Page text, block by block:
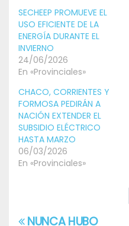
SECHEEP PROMUEVE EL
USO EFICIENTE DE LA
ENERGÍA DURANTE EL
INVIERNO
24/06/2026
En «Provinciales»
CHACO, CORRIENTES Y
FORMOSA PEDIRÁN A
NACIÓN EXTENDER EL
SUBSIDIO ELÉCTRICO
HASTA MARZO
06/03/2026
En «Provinciales»
NUNCA HUBO